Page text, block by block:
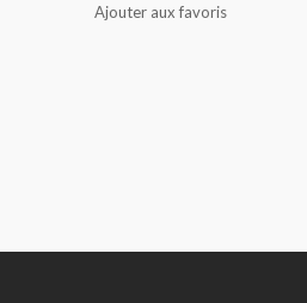
Ajouter aux favoris